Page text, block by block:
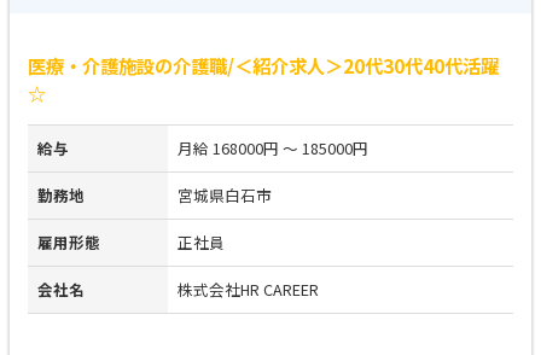
医療・介護施設の介護職/＜紹介求人＞20代30代40代活躍
☆
給与 月給 168000円 ～ 185000円
勤務地 宮城県白石市
雇用形態 正社員
会社名 株式会社HR CAREER